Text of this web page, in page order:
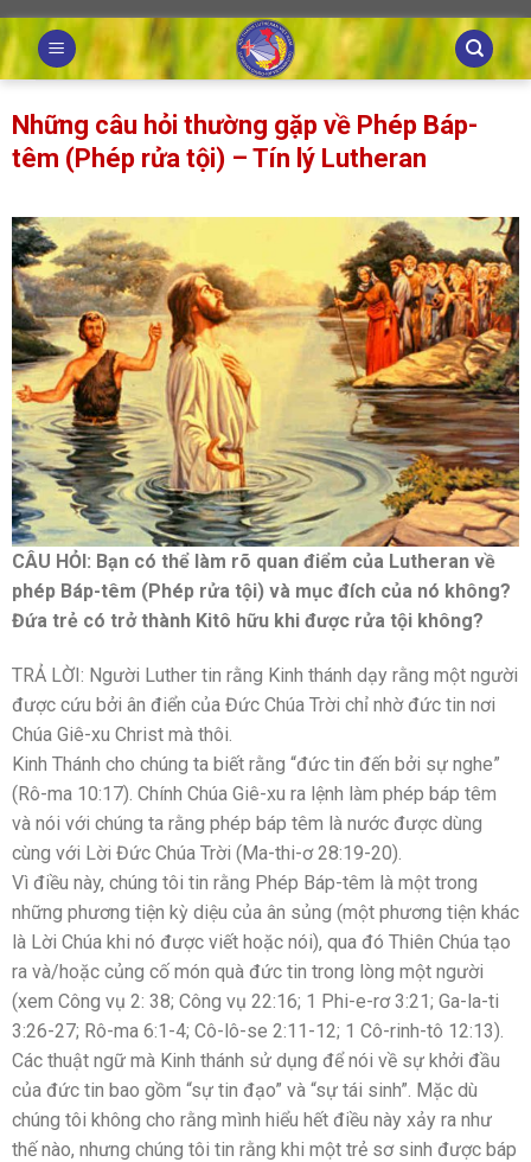
Skip
to
content
Những câu hỏi thường gặp về Phép Báp-
têm (Phép rửa tội) – Tín lý Lutheran
CÂU HỎI: Bạn có thể làm rõ quan điểm của Lutheran về
phép Báp-têm (Phép rửa tội) và mục đích của nó không?
Đứa trẻ có trở thành Kitô hữu khi được rửa tội không?
TRẢ LỜI: Người Luther tin rằng Kinh thánh dạy rằng một người
được cứu bởi ân điển của Đức Chúa Trời chỉ nhờ đức tin nơi
Chúa Giê-xu Christ mà thôi.
Kinh Thánh cho chúng ta biết rằng “đức tin đến bởi sự nghe”
(Rô-ma 10:17). Chính Chúa Giê-xu ra lệnh làm phép báp têm
và nói với chúng ta rằng phép báp têm là nước được dùng
cùng với Lời Đức Chúa Trời (Ma-thi-ơ 28:19-20).
Vì điều này, chúng tôi tin rằng Phép Báp-têm là một trong
những phương tiện kỳ diệu của ân sủng (một phương tiện khác
là Lời Chúa khi nó được viết hoặc nói), qua đó Thiên Chúa tạo
ra và/hoặc củng cố món quà đức tin trong lòng một người
(xem Công vụ 2: 38; Công vụ 22:16; 1 Phi-e-rơ 3:21; Ga-la-ti
3:26-27; Rô-ma 6:1-4; Cô-lô-se 2:11-12; 1 Cô-rinh-tô 12:13).
Các thuật ngữ mà Kinh thánh sử dụng để nói về sự khởi đầu
của đức tin bao gồm “sự tin đạo” và “sự tái sinh”. Mặc dù
chúng tôi không cho rằng mình hiểu hết điều này xảy ra như
thế nào, nhưng chúng tôi tin rằng khi một trẻ sơ sinh được báp